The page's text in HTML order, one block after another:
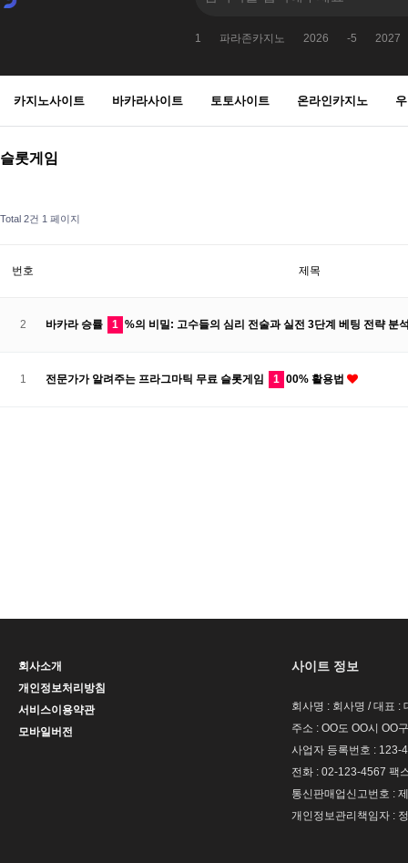
1 파라존카지노 2026 -5
2027
카지노사이트 바카라사이트 토토사이트 온라인카지노
슬롯게임
Total 2건 1 페이지
번호 제목
2 바카라 승률 1 %의 비밀: 고수들의 심리 전술과 실전 3단계 베팅 전략 분
1 전문가가 알려주는 프라그마틱 무료 슬롯게임 1 00% 활용법
회사소개
개인정보처리방침
서비스이용약관
모바일버전
사이트 정보
회사명 : 회사명 / 대표 :
주소 : OO도 OO시 OO
사업자 등록번호 : 123-
전화 : 02-123-4567 팩
통신판매업신고번호 :
개인정보관리책임자 :